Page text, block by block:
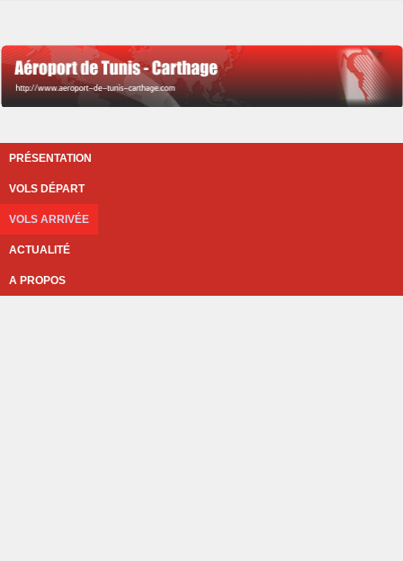
PRÉSENTATION
VOLS DÉPART
VOLS ARRIVÉE
ACTUALITÉ
A PROPOS